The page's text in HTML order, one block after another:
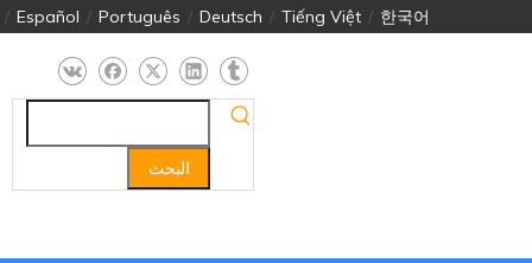
한국어
/
Tiếng Việt
/
Deutsch
/
Português
/
Español
/
البحث